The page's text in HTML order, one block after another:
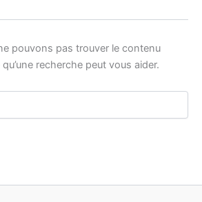
pouvons pas trouver le contenu
recherche peut vous aider.